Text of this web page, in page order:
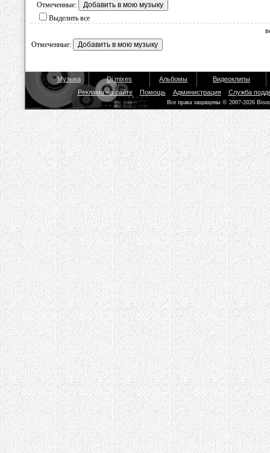
Отмеченные:
Выделить все
Отмеченные:
Музыка Dj mixes Альбомы
Видеоклипы
Реклама на сайте
Помощь Администрация Служба
Все права защищены © 2007-2026